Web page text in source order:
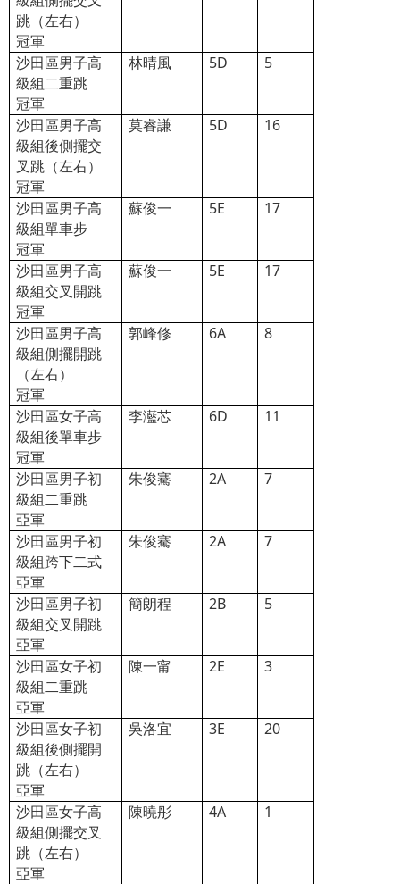
跳（左右）
冠軍
沙田區男子高
級組二重跳
冠軍
林晴風 5D 5
沙田區男子高
級組後側擺交
叉跳（左右）
冠軍
莫睿謙 5D 16
沙田區男子高
級組單車步
冠軍
蘇俊一 5E 17
沙田區男子高
級組交叉開跳
冠軍
蘇俊一 5E 17
沙田區男子高
級組側擺開跳
（左右）
冠軍
郭峰修 6A 8
沙田區女子高
級組後單車步
冠軍
李灆芯 6D 11
沙田區男子初
級組二重跳
亞軍
朱俊騫 2A 7
沙田區男子初
級組跨下二式
亞軍
朱俊騫 2A 7
沙田區男子初
級組交叉開跳
亞軍
簡朗程 2B 5
沙田區女子初
級組二重跳
亞軍
陳一甯 2E 3
沙田區女子初
級組後側擺開
跳（左右）
亞軍
吳洛宜 3E 20
沙田區女子高
級組側擺交叉
跳（左右）
亞軍
陳曉彤 4A 1